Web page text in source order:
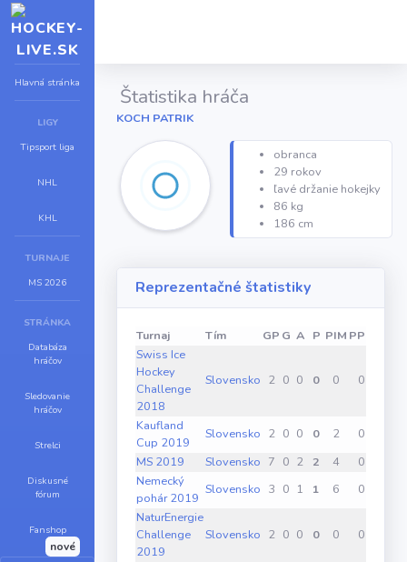
Hlavná stránka
LIGY
Tipsport liga
NHL
KHL
TURNAJE
MS 2026
STRÁNKA
Databáza
hráčov
Sledovanie
hráčov
Strelci
Diskusné
fórum
Fanshop
nové
Štatistika hráča
KOCH PATRIK
obranca
29 rokov
ľavé držanie hokejky
86 kg
186 cm
Reprezentačné štatistiky
Turnaj Tím GP G A P PIM PPG
Swiss Ice
Hockey
Challenge
2018
Slovensko 2 0 0 0 0 0
Kaufland
Cup 2019
Slovensko 2 0 0 0 2 0
MS 2019
Slovensko 7 0 2 2 4 0
Nemecký
pohár 2019
Slovensko 3 0 1 1 6 0
NaturEnergie
Challenge
2019
Slovensko 2 0 0 0 0 0